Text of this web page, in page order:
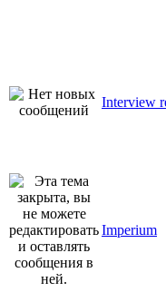
Interview
Imperium